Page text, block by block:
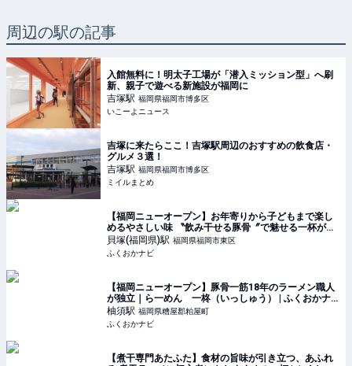
周辺の駅の記事
入館無料に！明太子工場が「潜入ミッション型」へ刷
新、親子で遊べる新施設が福岡に
吉塚駅 福岡県福岡市博多区
いこーよニュース
吉塚に来たらここ！吉塚駅周辺のおすすめの飲食店・
グルメ３選！
吉塚駅 福岡県福岡市博多区
ミイルまとめ
【福岡ニューオープン】お年寄りから子どもまで楽し
めるやさしい味 〝飲み干せる豚骨〞で魅せる一杯が多
の津に誕生 | 多の津 | ふくおかナビ
貝塚(福岡県)駅 福岡県福岡市東区
ふくおかナビ
【福岡ニューオープン】豚骨一筋18年のラーメン職人
が独立｜ら一めん 一柊（いっしゅう） | ふくおかナ
ビ
柚須駅 福岡県糟屋郡粕屋町
ふくおかナビ
【煮干専門あたふた】食材の旨味が引き立つ、あふれ